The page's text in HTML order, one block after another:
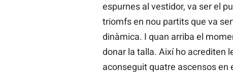
espurnes al vestidor, va ser el
triomfs en nou partits que va
dinàmica. I quan arriba el
donar la talla. Així ho acrediten
aconseguit quatre ascensos en